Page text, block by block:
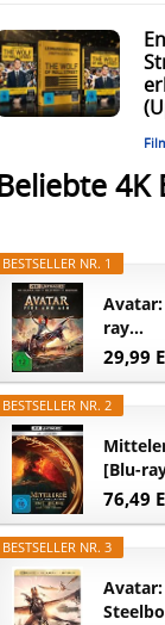
Beliebte 4K
BESTSELLER NR. 1
Avatar:
ray...
29,99
BESTSELLER NR. 2
[Blu-
76,49
BESTSELLER NR. 3